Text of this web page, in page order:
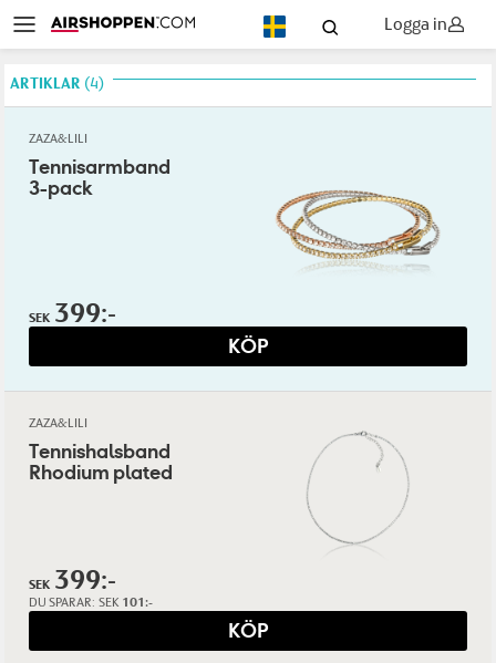
Logga in
4
ARTIKLAR
ZAZA&LILI
Tennisarmband
3-pack
SEK 399:-
KÖP
ZAZA&LILI
Tennishalsband
Rhodium plated
SEK 399:-
DU SPARAR: SEK 101:-
KÖP